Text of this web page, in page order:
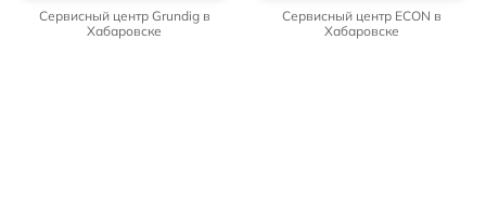
Сервисный центр Grundig в
Хабаровске
Сервисный центр ECON в
Хабаровске